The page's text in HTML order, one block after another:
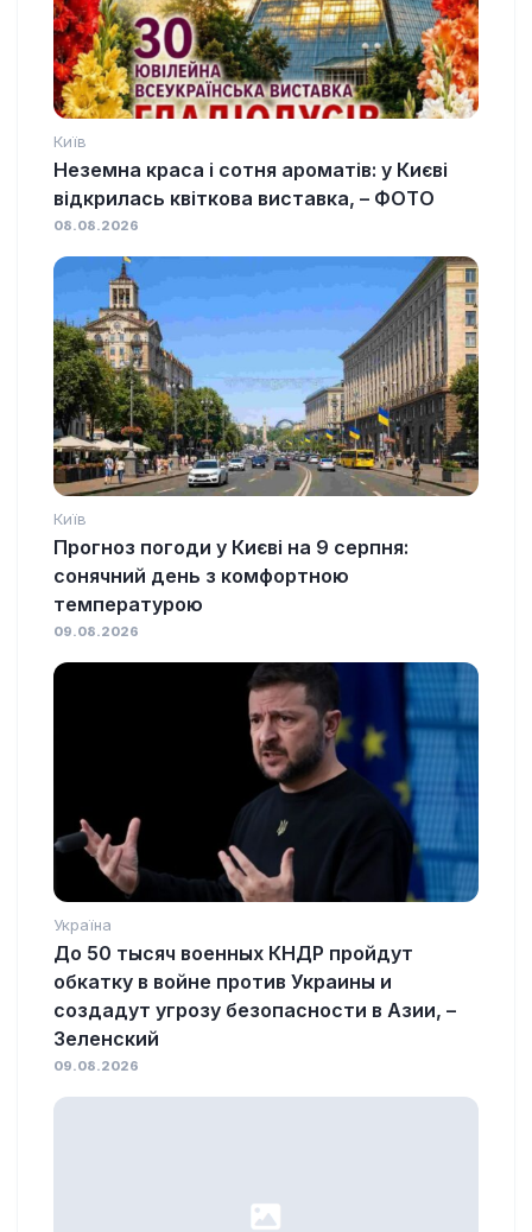
Київ
Неземна краса і сотня ароматів: у Києві
відкрилась квіткова виставка, – ФОТО
08.08.2026
Київ
Прогноз погоди у Києві на 9 серпня:
сонячний день з комфортною
температурою
09.08.2026
Україна
До 50 тысяч военных КНДР пройдут
обкатку в войне против Украины и
создадут угрозу безопасности в Азии, –
Зеленский
09.08.2026